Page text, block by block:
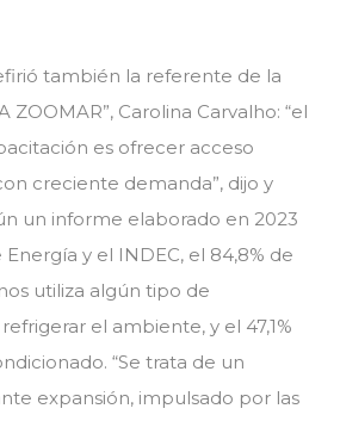
también la referente de la
ZOOMAR”, Carolina Carvalho: “el
es ofrecer acceso
creciente demanda”, dijo y
un informe elaborado en 2023
y el INDEC, el 84,8% de
utiliza algún tipo de
el ambiente, y el 47,1%
“Se trata de un
expansión, impulsado por las